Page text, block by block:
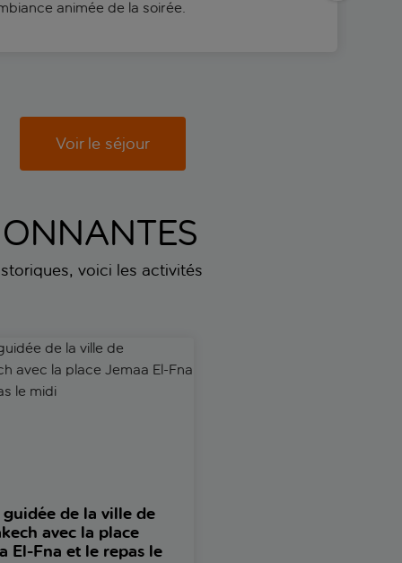
animée de la soirée.
Voir le séjour
voici les activités
départ de Marrakech
de la ville de Marrakech avec la place Jemaa El-Fna et le
de la ville de
avec la place
El-Fna et le repas le